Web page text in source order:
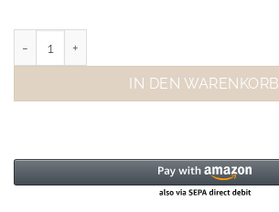
IN DEN WARENKORB